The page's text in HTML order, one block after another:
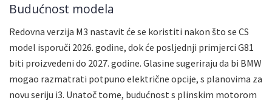
Budućnost modela
Redovna verzija M3 nastavit će se koristiti nakon što se CS
model isporuči 2026. godine, dok će posljednji primjerci G81
biti proizvedeni do 2027. godine. Glasine sugeriraju da bi BMW
mogao razmatrati potpuno električne opcije, s planovima za
novu seriju i3. Unatoč tome, budućnost s plinskim motorom